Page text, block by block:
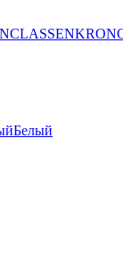
CLASSEN
Белый